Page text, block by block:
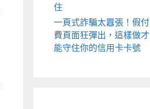
住
一頁式詐騙太囂張！假付
費頁面狂彈出，這樣做才
能守住你的信用卡卡號